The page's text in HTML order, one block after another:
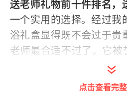
送老师礼物前十件排名，
一个实用的选择。经过我
浴礼盒显得既不会过于贵
老师最合适不过了。它被
与大牌相比毫不逊色，无
，朋友之前将它送
点击查看完